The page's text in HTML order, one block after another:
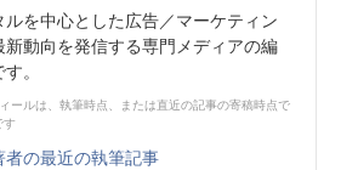
ルを中心とした広告／マーケティン
新動向を発信する専門メディアの編
。
ールは、執筆時点、または直近の記事の寄稿時点で
す
者の最近の執筆記事